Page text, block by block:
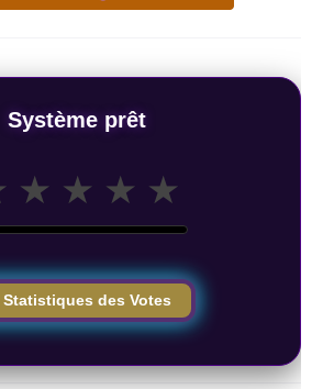
Système prêt
★ ★ ★ ★
Statistiques des Votes